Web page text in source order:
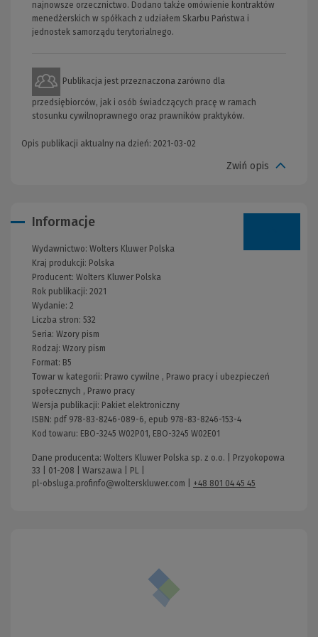
najnowsze orzecznictwo. Dodano także omówienie kontraktów
menedżerskich w spółkach z udziałem Skarbu Państwa i
jednostek samorządu terytorialnego.
Publikacja jest przeznaczona zarówno dla
przedsiębiorców, jak i osób świadczących pracę w ramach
stosunku cywilnoprawnego oraz prawników praktyków.
Opis publikacji aktualny na dzień: 2021-03-02
Zwiń opis
Informacje
Wydawnictwo: Wolters Kluwer Polska
Kraj produkcji: Polska
Producent: Wolters Kluwer Polska
Rok publikacji: 2021
Wydanie: 2
Liczba stron: 532
Seria: Wzory pism
Rodzaj: Wzory pism
Format: B5
Towar w kategorii: Prawo cywilne , Prawo pracy i ubezpieczeń
społecznych , Prawo pracy
Wersja publikacji: Pakiet elektroniczny
ISBN: pdf 978-83-8246-089-6, epub 978-83-8246-153-4
Kod towaru: EBO-3245 W02P01, EBO-3245 W02E01
Dane producenta: Wolters Kluwer Polska sp. z o.o. | Przyokopowa
33 | 01-208 | Warszawa | PL |
pl-obsluga.profinfo@wolterskluwer.com
+48 801 04 45 45